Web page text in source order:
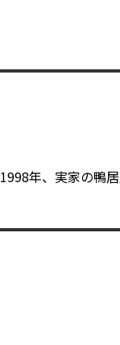
年、実家の鴨